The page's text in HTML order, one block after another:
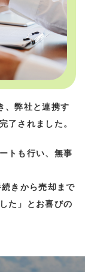
、弊社と連携す
了されました。
トも行い、無事
きから売却まで
た」とお喜びの